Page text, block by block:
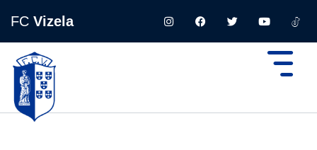
FC Vizela